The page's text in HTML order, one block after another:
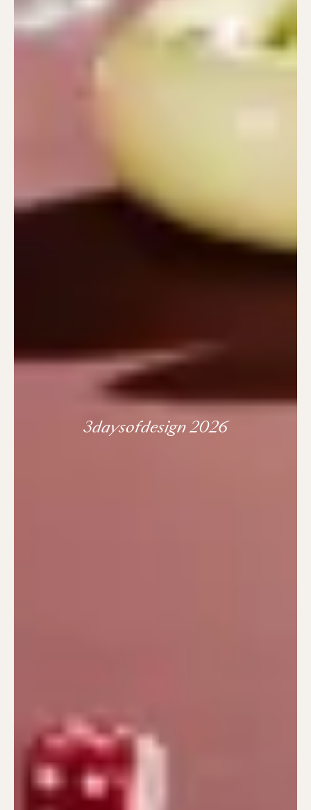
3daysofdesign 2026